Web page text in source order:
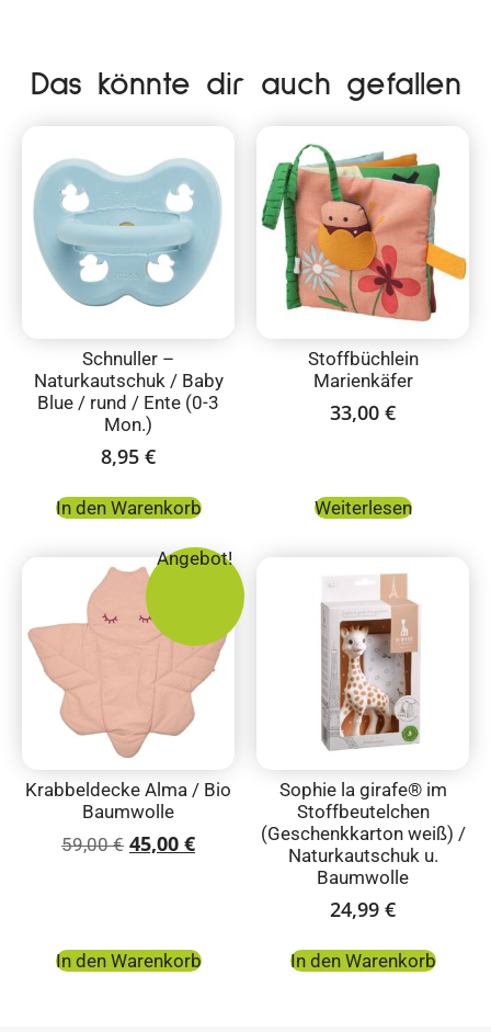
Das könnte dir auch gefallen
Schnuller –
Naturkautschuk / Baby
Blue / rund / Ente (0-3
Mon.)
8,95 €
In den Warenkorb
Stoffbüchlein
Marienkäfer
33,00 €
Weiterlesen
Angebot!
Krabbeldecke Alma / Bio
Baumwolle
59,00€ 45,00 €
In den Warenkorb
Sophie la girafe® im
Stoffbeutelchen
(Geschenkkarton weiß) /
Naturkautschuk u.
Baumwolle
24,99 €
In den Warenkorb